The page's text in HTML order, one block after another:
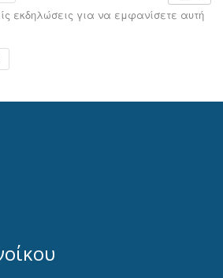
εκδηλώσεις για να εμφανίσετε αυτή